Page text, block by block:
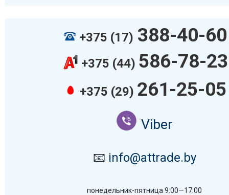
+375 (17) 388-40-60
+375 (44) 586-78-23
+375 (29) 261-25-05
Viber
📧 info@attrade.by
понедельник-пятница 9:00—17:00